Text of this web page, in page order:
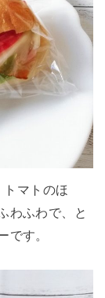
マトのほ
わふわで、と
です。